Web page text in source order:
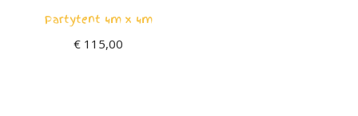
Partytent 4m x 4m
€ 115,00